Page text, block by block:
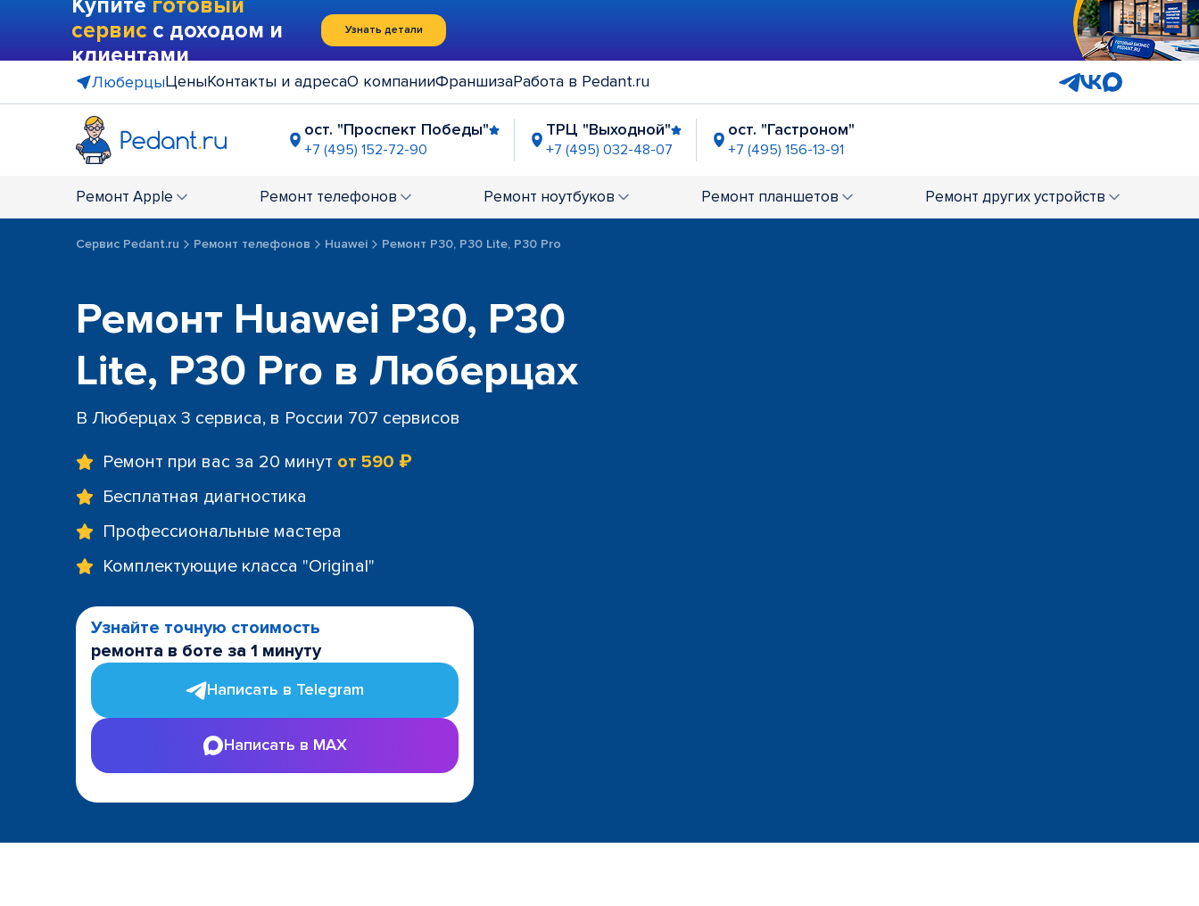
Купите готовый
сервис с доходом и
клиентами
Узнать детали
ЛюберцыЦеныКонтакты и адресаО компанииФраншизаРабота в Pedant.ru
ост. "Проспект Победы"
+7 (495) 152-72-90
ТРЦ "Выходной"
+7 (495) 032-48-07
ост. "Гастроном"
+7 (495) 156-13-91
Ремонт Apple Ремонт телефонов Ремонт ноутбуков Ремонт планшетов Ремонт других устройств
Сервис Pedant.ru Ремонт телефонов Huawei Ремонт P30, P30 Lite, P30 Pro
Ремонт Huawei P30, P30
Lite, P30 Pro в Люберцах
В Люберцах 3 сервиса, в России 707 сервисов
Ремонт при вас за 20 минут от 590 ₽
Бесплатная диагностика
Профессиональные мастера
Комплектующие класса "Original"
Узнайте точную стоимость
ремонта в боте за 1 минуту
Написать в Telegram
Написать в MAX